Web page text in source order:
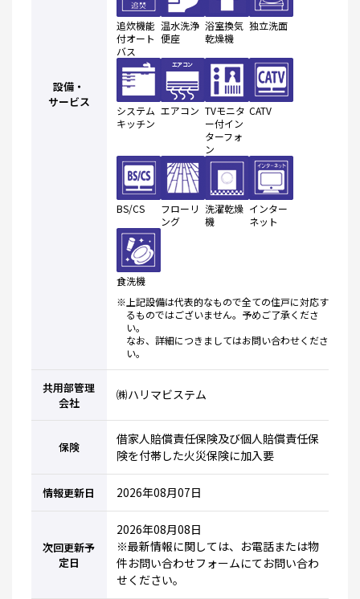
設備・
サービス
追炊機能
付オート
バス
温水洗浄
便座
浴室換気
乾燥機
独立洗面
システム
キッチン
エアコン TVモニタ
ー付イン
ターフォ
ン
CATV
BS/CS
フローリ
ング
洗濯乾燥
機
インター
ネット
食洗機
※上記設備は代表的なもので全ての住戸に対応す
るものではございません。予めご了承くださ
い。
なお、詳細につきましてはお問い合わせくださ
い。
共用部管理
会社
㈱ハリマビステム
保険
借家人賠償責任保険及び個人賠償責任保
険を付帯した火災保険に加入要
情報更新日 2026年08月07日
次回更新予
定日
2026年08月08日
※最新情報に関しては、お電話または物
件お問い合わせフォームにてお問い合わ
せください。